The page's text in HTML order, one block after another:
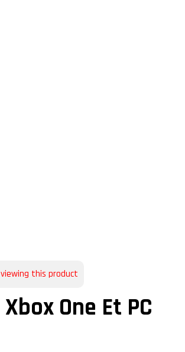
this product
One Et PC